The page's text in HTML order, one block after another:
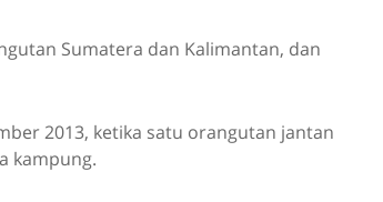
Sumatera dan Kalimantan, dan
2013, ketika satu orangutan jantan
kampung.